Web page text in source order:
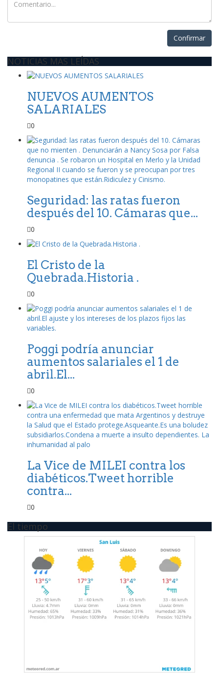
Confirmar
NOTICIAS MAS LEÍDAS
NUEVOS AUMENTOS
SALARIALES
0
Seguridad: las ratas fueron
después del 10. Cámaras que...
0
El Cristo de la
Quebrada.Historia .
0
Poggi podría anunciar
aumentos salariales el 1 de
abril.El...
0
La Vice de MILEI contra los
diabéticos.Tweet horrible
contra...
0
El tiempo